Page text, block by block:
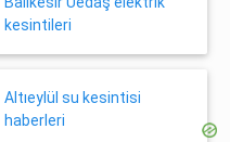
kesintileri
Altıeylül su kesintisi
haberleri